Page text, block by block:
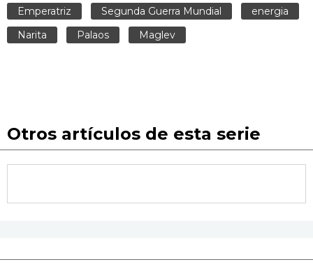
Emperatriz
Segunda Guerra Mundial
energia
Narita
Palaos Maglev
Otros artículos de esta serie